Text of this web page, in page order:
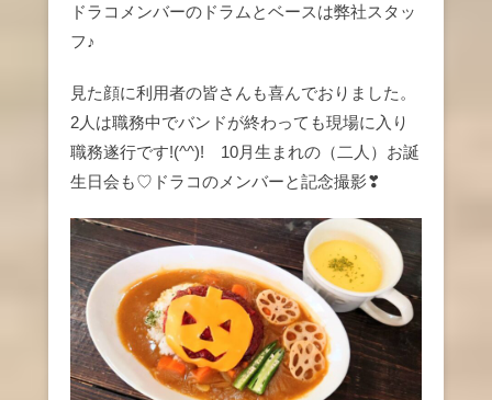
ドラコメンバーのドラムとベースは弊社スタッ
フ♪
見た顔に利用者の皆さんも喜んでおりました。
2人は職務中でバンドが終わっても現場に入り
職務遂行です!(^^)! 10月生まれの（二人）お誕
生日会も♡ドラコのメンバーと記念撮影❣